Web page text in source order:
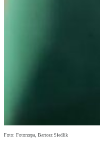
Foto: Fotorzepa, Bartosz Siedlik